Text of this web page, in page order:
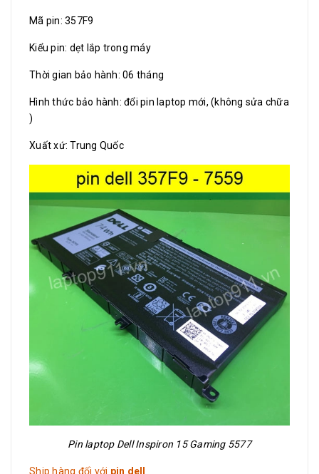
Mã pin: 357F9
Kiểu pin: dẹt lắp trong máy
Thời gian bảo hành: 06 tháng
Hình thức bảo hành: đổi pin laptop mới, (không sửa chữa
)
Xuất xứ: Trung Quốc
Pin laptop Dell Inspiron 15 Gaming 5577
Ship hàng đối với pin dell